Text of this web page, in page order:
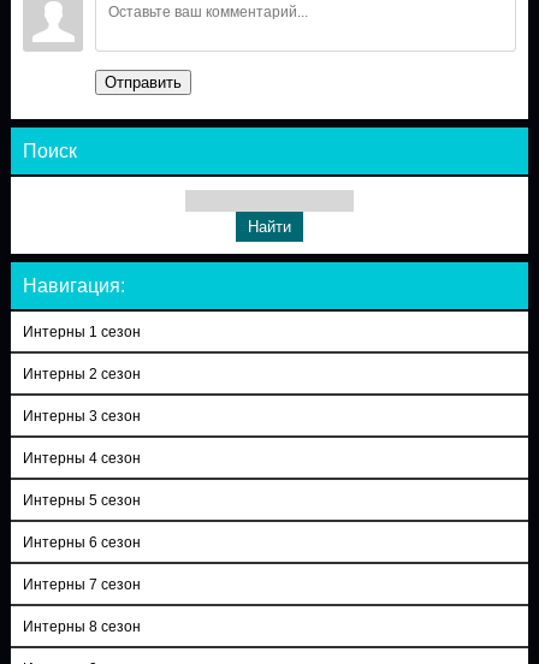
Отправить
Поиск
Навигация:
Интерны 1 сезон
Интерны 2 сезон
Интерны 3 сезон
Интерны 4 сезон
Интерны 5 сезон
Интерны 6 сезон
Интерны 7 сезон
Интерны 8 сезон